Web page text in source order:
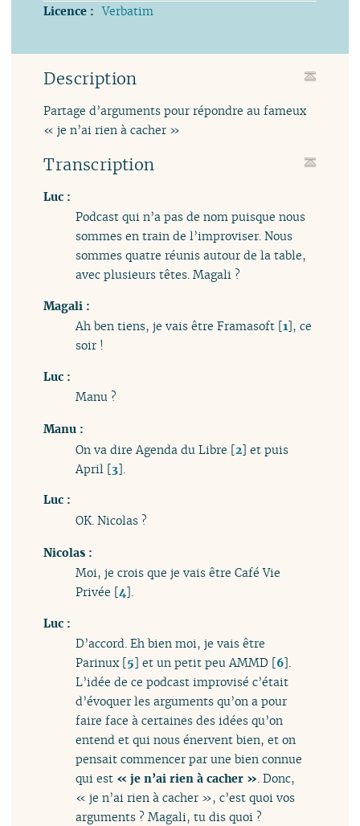
Licence : Verbatim
Description
Partage d’arguments pour répondre au fameux
« je n’ai rien à cacher »
Transcription
Luc :
Podcast qui n’a pas de nom puisque nous
sommes en train de l’improviser. Nous
sommes quatre réunis autour de la table,
avec plusieurs têtes. Magali ?
Magali :
Ah ben tiens, je vais être Framasoft [1], ce
soir !
Luc :
Manu ?
Manu :
On va dire Agenda du Libre [2] et puis
April [3]
Luc :
OK. Nicolas ?
Nicolas :
Moi, je crois que je vais être Café Vie
Privée [4].
Luc :
D’accord. Eh bien moi, je vais être
Parinux[5] et un petit peu AMMD [6].
L’idée de ce podcast improvisé c’était
d’évoquer les arguments qu’on a pour
faire face à certaines des idées qu’on
entend et qui nous énervent bien, et on
pensait commencer par une bien connue
qui est « je n’ai rien à cacher ». Donc,
« je n’ai rien à cacher », c’est quoi vos
arguments ? Magali, tu dis quoi ?